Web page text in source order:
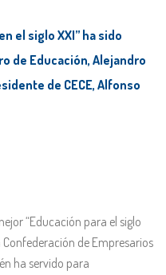
el siglo XXI” ha sido
de Educación, Alejandro
de CECE, Alfonso
“Educación para el siglo
Confederación de Empresarios
ha servido para